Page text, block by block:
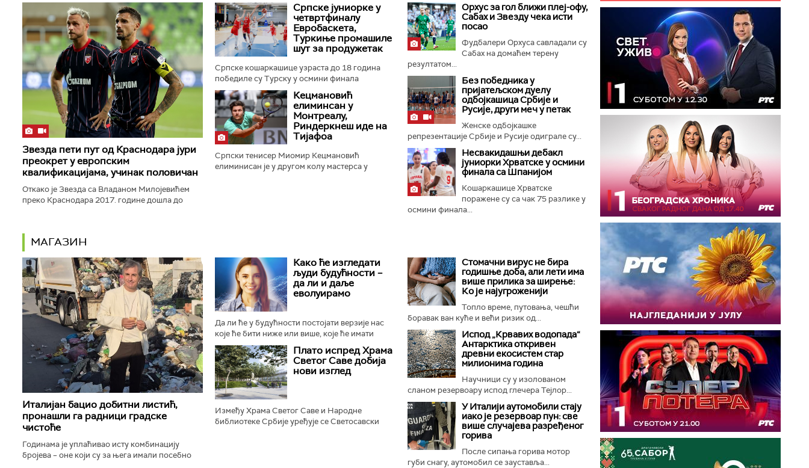
Звезда пети пут од Краснодара јури
преокрет у европским
квалификацијама, учинак половичан
Откако је Звезда са Владаном Милојевићем
преко Краснодара 2017. године дошла до
Српске јуниорке у
четвртфиналу
Евробаскета,
Туркиње промашиле
шут за продужетак
Српске кошаркашице узраста до 18 година
победиле су Турску у осмини финала
Евробаскета са 70:67 у Стокхолму...
Кецмановић
елиминсан у
Монтреалу,
Риндеркнеш иде на
Тијафоа
Српски тенисер Миомир Кецмановић
елиминисан је у другом колу мастерса у
Орхус за гол ближи плеј-офу,
Сабах и Звезду чека исти
посао
Фудбалери Орхуса савладали су
Сабах на домаћем терену
резултатом...
Без победника у
пријатељском дуелу
одбојкашица Србије и
Русије, други меч у петак
Женске одбојкашке
репрезентације Србије и Русије одиграле су...
Несвакидашњи дебакл
јуниорки Хрватске у осмини
финала са Шпанијом
Кошаркашице Хрватске
поражене су са чак 75 разлике у
осмини финала...
МАГАЗИН
Италијан бацио добитни листић,
пронашли га радници градске
чистоће
Годинама је уплаћивао исту комбинацију
бројева – оне који су за њега имали посебно
Како ће изгледати
људи будућности –
да ли и даље
еволуирамо
Да ли ће у будућности постојати верзије нас
које ће бити ниже или више, које ће имати
другачије особине или ће чак бити генетски
дизајниране према одређеним...Плато испред Храма
Светог Саве добија
нови изглед
Између Храма Светог Саве и Народне
библиотеке Србије уређује се Светосавски
Стомачни вирус не бира
годишње доба, али лети има
више прилика за ширење:
Ко је најугроженији
Топло време, путовања, чешћи
боравак ван куће и већи ризик од...
Испод „Крвавих водопада“
Антарктика откривен
древни екосистем стар
милионима година
Научници су у изолованом
сланом резервоару испод глечера Тејлор...
У Италији аутомобили стају
иако је резервоар пун: све
више случајева разређеног
горива
После сипања горива мотор
губи снагу, аутомобил се зауставља...